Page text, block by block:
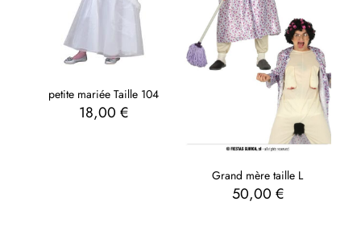
petite mariée Taille 104
18,00 €
Grand mère taille L
50,00 €